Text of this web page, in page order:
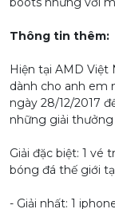
Thông tin thêm:
Hiện tại AMD
dành cho anh em
ngày 28/12/2017
những giải thưởng
Giải đặc biệt: 1 vé
bóng đá thế giới
- Giải nhất: 1